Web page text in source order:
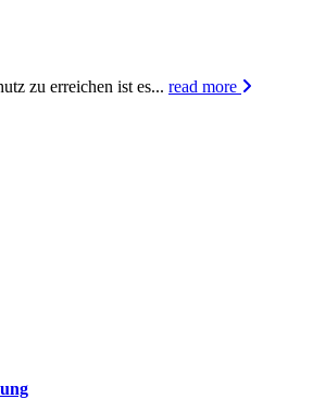
zu erreichen ist es... read more